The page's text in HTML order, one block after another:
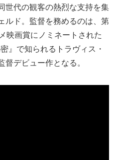
世代の観客の熱烈な支持を集
ルド。監督を務めるのは、第
映画賞にノミネートされた
』で知られるトラヴィス・
デビュー作となる。